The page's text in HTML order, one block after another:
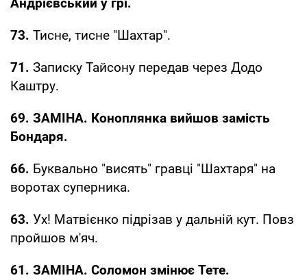
73. Тисне, тисне "Шахтар".
71. Записку Тайсону передав через Додо
Каштру.
69. ЗАМІНА. Коноплянка вийшов замість
Бондаря.
66. Буквально "висять" гравці "Шахтаря" на
воротах суперника.
63. Ух! Матвієнко підрізав у дальній кут. Повз
пройшов м'яч.
61. ЗАМІНА. Соломон змінює Тете.